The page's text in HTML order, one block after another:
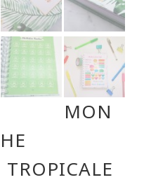
MON
TROPICALE